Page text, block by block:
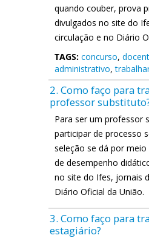
quando couber, prova
divulgados no site do
circulação e no Diário
TAGS: concurso,
administrativo,
2. Como faço para
professor
Para ser um professor
participar de processo
seleção se dá por
de desempenho
no site do Ifes, jornais
Diário Oficial da União.
3. Como faço para
estagiário?